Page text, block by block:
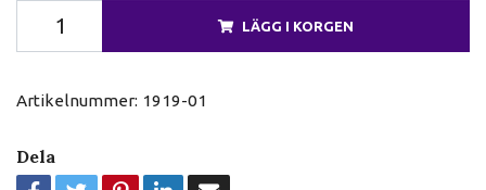
LÄGG I KORGEN
Artikelnummer: 1919-01
Dela